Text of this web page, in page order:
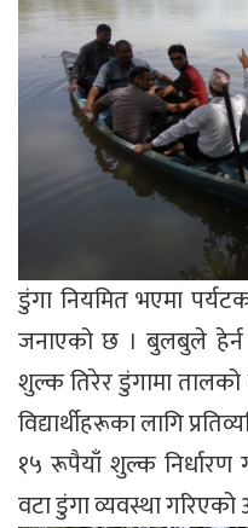
डुंगा नियमित भएमा
जनाएको छ । बुलबुले
शुल्क तिरेर डुंगामा
विद्यार्थीहरूका लागि
१५ रूपैयाँ शुल्क
वटा डुंगा व्यवस्था